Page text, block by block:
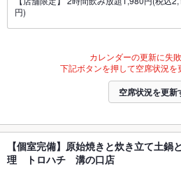
円)
カレンダーの更新に失敗
下記ボタンを押して空席状況を
空席状況を更新
【個室完備】原始焼きと炊き立て土鍋
理 トロハチ 溝の口店